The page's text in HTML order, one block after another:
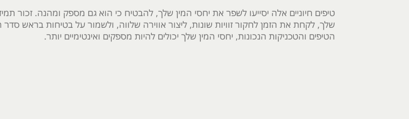
טיפים חיוניים אלה יסייעו לשפר את יחסי המין שלך, להבטיח כי הוא גם מספק ומהנה. זכור
שלך, לקחת את הזמן לחקור זוויות שונות, ליצור אווירה שלווה, ולשמור על בטיחות בראש סדר
הטיפים והטכניקות הנכונות, יחסי המין שלך יכולים להיות מספקים ואינטימיים יותר.